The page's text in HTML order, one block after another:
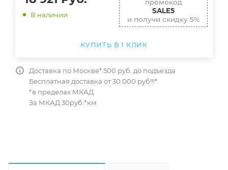
В наличии
промокод
SALE5
и получи скидку 5%
КУПИТЬ В 1 КЛИК
Доставка по Москве* 500 руб. до подъезда
Бесплатная доставка от 30.000 руб!!!*
*в пределах МКАД
За МКАД 30руб.*км